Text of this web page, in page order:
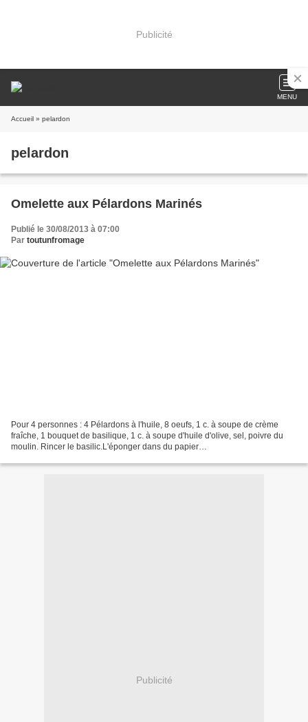
Publicité
MENU
Accueil » pelardon
pelardon
Omelette aux Pélardons Marinés
Publié le 30/08/2013 à 07:00
Par toutunfromage
Pour 4 personnes : 4 Pélardons à l'huile, 8 oeufs, 1 c. à soupe de crème
fraîche, 1 bouquet de basilique, 1 c. à soupe d'huile d'olive, sel, poivre du
moulin. Rincer le basilic.L'éponger dans du papier
Publicité